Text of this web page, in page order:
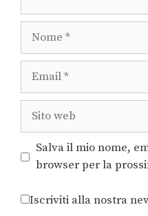
Salva il mio nome,
browser per la
Iscriviti alla nostra